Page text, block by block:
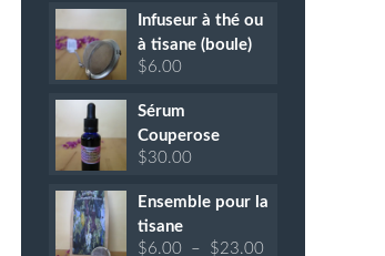
Infuseur à thé ou
à tisane (boule)
$6.00
Sérum
Couperose
$30.00
Ensemble pour la
tisane
$6.00 – $23.00